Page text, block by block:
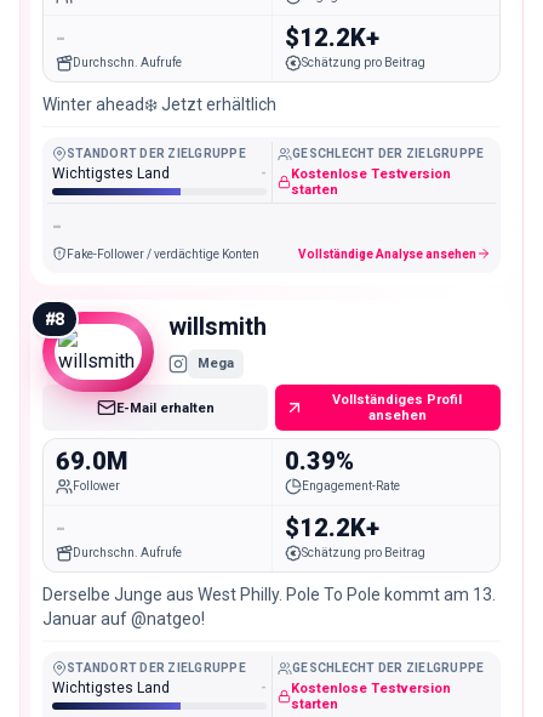
-
Durchschn. Aufrufe
$12.2K+
Schätzung pro Beitrag
Winter ahead❄️ Jetzt erhältlich
STANDORT DER ZIELGRUPPE
Wichtigstes Land -
GESCHLECHT DER ZIELGRUPPE
Kostenlose Testversion
starten
-
Fake-Follower / verdächtige Konten Vollständige Analyse ansehen
#8 willsmith
Mega
E-Mail erhalten
Vollständiges Profil
ansehen
69.0M
Follower
0.39%
Engagement-Rate
-
Durchschn. Aufrufe
$12.2K+
Schätzung pro Beitrag
Derselbe Junge aus West Philly. Pole To Pole kommt am 13.
Januar auf @natgeo!
STANDORT DER ZIELGRUPPE
Wichtigstes Land -
GESCHLECHT DER ZIELGRUPPE
Kostenlose Testversion
starten